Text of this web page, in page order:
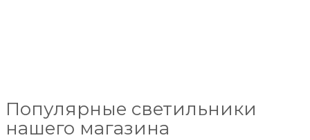
Популярные светильники
нашего магазина